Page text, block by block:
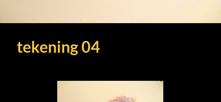
tekening 04